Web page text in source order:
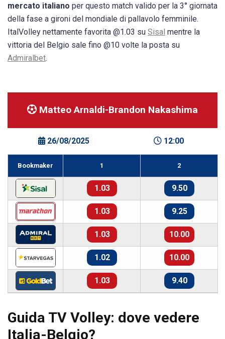
mercato italiano per questo match valido per la 3° giornata
della fase a gironi del mondiale di pallavolo femminile.
ItalVolley nettamente favorita @1.03 su Sisal mentre la
vittoria del Belgio sale fino @10 volte la posta su
Admiralbet.
Matteo Arnaldi-Brandon Nakashima
26/08/2025 12:00
Bookmaker 1 2
1.03 9.50
1.03 9.25
1.03 10.00
1.02 10.00
1.03 9.40
Guida TV Volley: dove vedere
Italia-Belgio?